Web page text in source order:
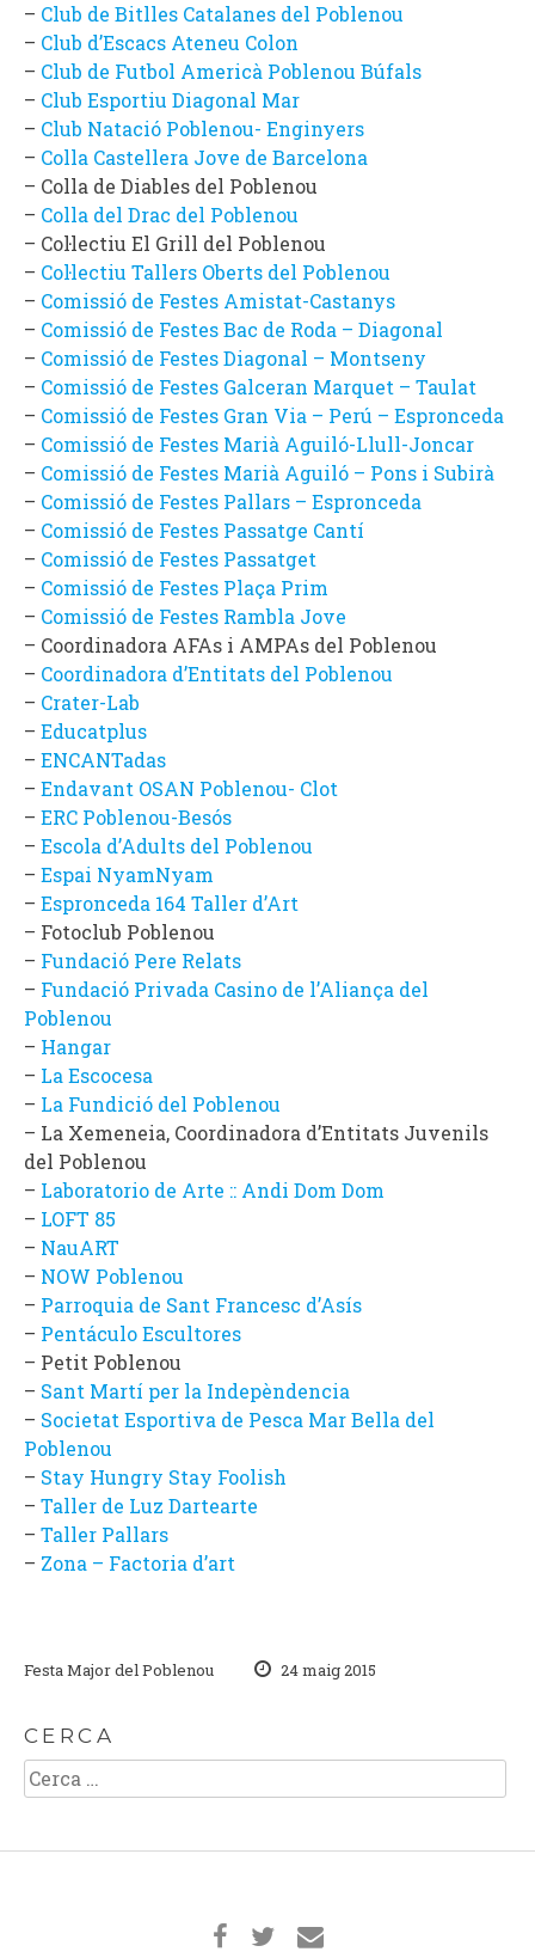
– Club de Bitlles Catalanes del Poblenou
– Club d’Escacs Ateneu Colon
– Club de Futbol Americà Poblenou Búfals
– Club Esportiu Diagonal Mar
– Club Natació Poblenou- Enginyers
– Colla Castellera Jove de Barcelona
– Colla de Diables del Poblenou
– Colla del Drac del Poblenou
– Col·lectiu El Grill del Poblenou
– Col·lectiu Tallers Oberts del Poblenou
– Comissió de Festes Amistat-Castanys
– Comissió de Festes Bac de Roda – Diagonal
– Comissió de Festes Diagonal – Montseny
– Comissió de Festes Galceran Marquet – Taulat
– Comissió de Festes Gran Via – Perú – Espronceda
– Comissió de Festes Marià Aguiló-Llull-Joncar
– Comissió de Festes Marià Aguiló – Pons i Subirà
– Comissió de Festes Pallars – Espronceda
– Comissió de Festes Passatge Cantí
– Comissió de Festes Passatget
– Comissió de Festes Plaça Prim
– Comissió de Festes Rambla Jove
– Coordinadora AFAs i AMPAs del Poblenou
– Coordinadora d’Entitats del Poblenou
– Crater-Lab
– Educatplus
– ENCANTadas
– Endavant OSAN Poblenou- Clot
– ERC Poblenou-Besós
– Escola d’Adults del Poblenou
– Espai NyamNyam
– Espronceda 164 Taller d’Art
– Fotoclub Poblenou
– Fundació Pere Relats
– Fundació Privada Casino de l’Aliança del
Poblenou
– Hangar
– La Escocesa
– La Fundició del Poblenou
– La Xemeneia, Coordinadora d’Entitats Juvenils
del Poblenou
– Laboratorio de Arte :: Andi Dom Dom
– LOFT 85
– NauART
– NOW Poblenou
– Parroquia de Sant Francesc d’Asís
– Pentáculo Escultores
– Petit Poblenou
– Sant Martí per la Indepèndencia
– Societat Esportiva de Pesca Mar Bella del
Poblenou
– Stay Hungry Stay Foolish
– Taller de Luz Dartearte
– Taller Pallars
– Zona – Factoria d’art
Festa Major del Poblenou 24 maig 2015
CERCA
Cerca: